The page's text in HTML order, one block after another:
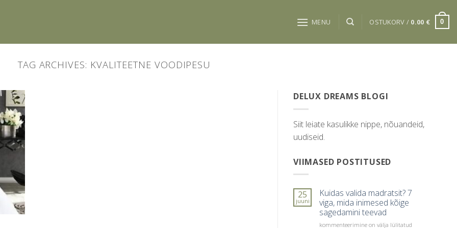
MENU OSTUKORV / 0.00 € 0
TAG ARCHIVES: KVALITEETNE VOODIPESU
DELUX DREAMS BLOGI
Siit leiate kasulikke nippe, nõuandeid,
uudiseid.
VIIMASED POSTITUSED
25
juuni
Kuidas valida madratsit? 7
viga, mida inimesed kõige
sagedamini teevad
Kuidas
kommenteerimine on välja lülitatud